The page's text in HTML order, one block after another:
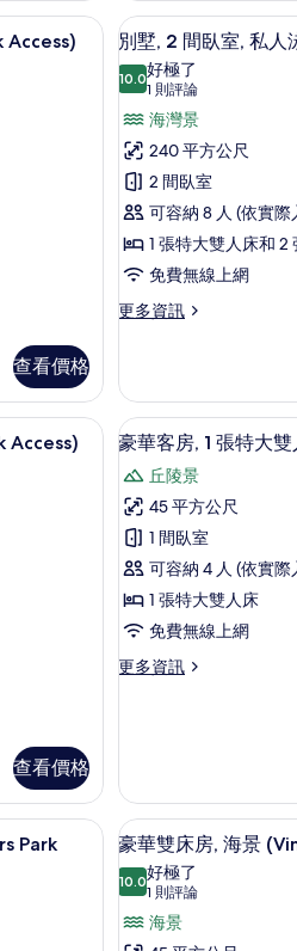
濱
的
所
有
相
片
間
臥
室,
私
泳
池,
海
濱
的
情
箱、書桌、遮光布/窗簾
Access)
查看價格
顯
示
別
墅,
2
間
臥
室,
私
人
海
濱
(VinWonders
Access)
的
所
有
相
片
13
別墅, 2 間臥室, 私
10.010.0 分，滿分 10 分
好極了
1 則評論
(1
則
評
論)
海灣景
240 平方公尺
2 間臥室
可容納 8 人 (依實
1 張特大雙人床和 2
免費無線上網
更多資訊
更
2
間
臥
私
人
泳
池,
海
濱
(VinWonders
Access)
詳
箱、書桌、遮光布/窗簾
Access)
查看價格
顯
示
豪
華
客
房,
1
張
特
床
(VinWonders
Park
Access)
的
所
6
豪華客房, 1 張特大
丘陵景
45 平方公尺
1 間臥室
可容納 4 人 (依實
1 張特大雙人床
免費無線上網
更多資訊
更
1
張
特
大
雙
人
床
(VinWonders
箱、書桌、遮光布/窗簾
Park
顯
示
豪
華
6
豪華雙床房, 海景
10.010.0 分，滿分 10 分
好極了
1 則評論
(1
則
評
海景